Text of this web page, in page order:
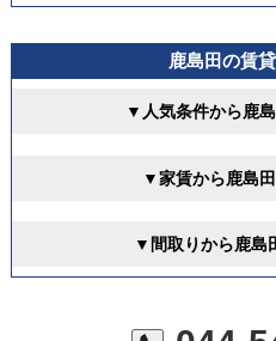
鹿島田の賃
▼人気条件から鹿
▼家賃から鹿島
▼間取りから鹿島